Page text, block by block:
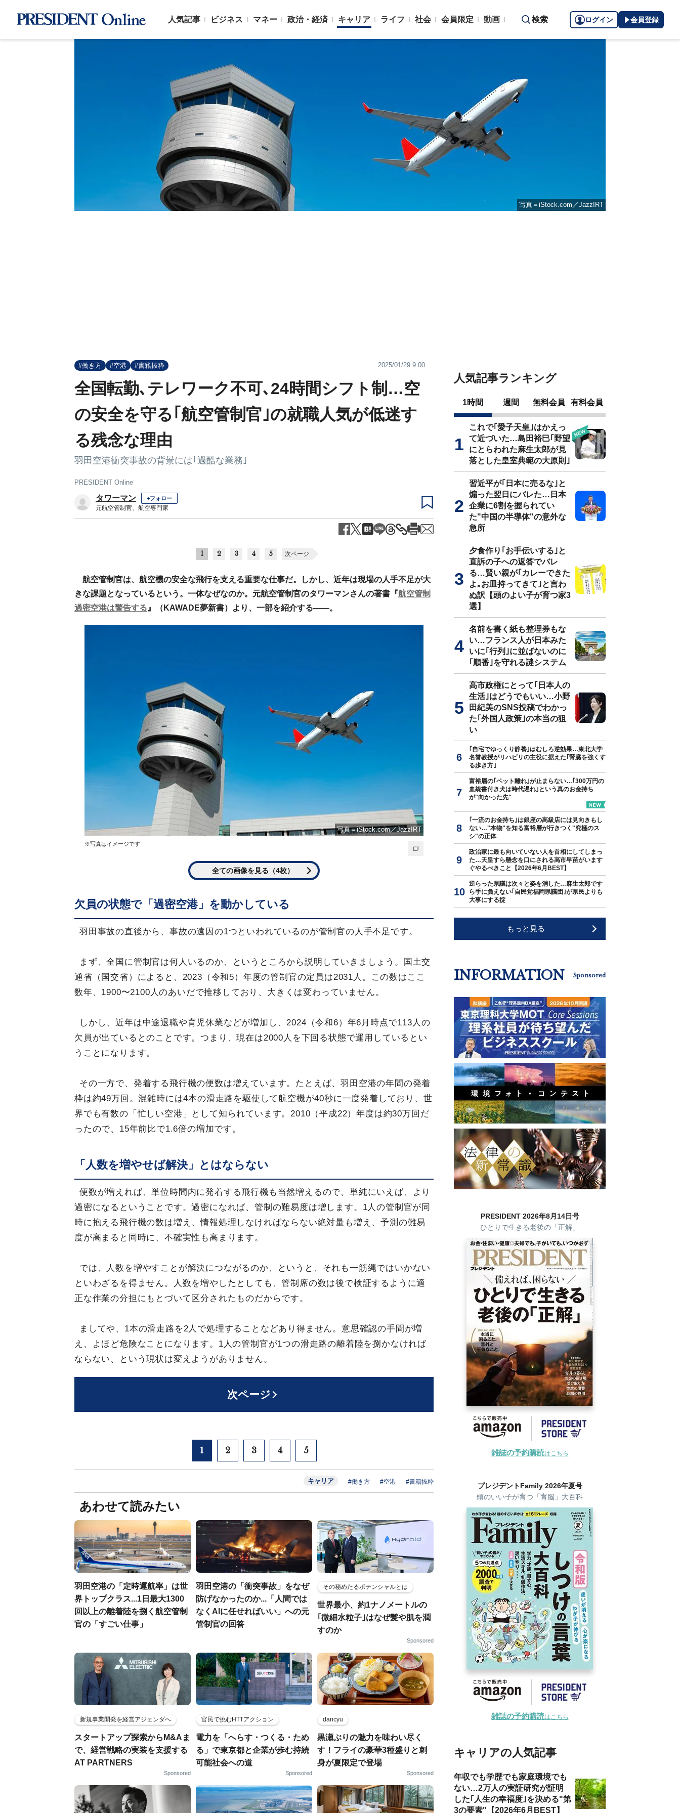
人気記事 ビジネス マネー 政治・経済 キャリア ライフ 社会 会員限定 動画 検索 ログイン 会員登録
写真＝iStock.com／JazzIRT
#働き方 #空港 #書籍抜粋 2025/01/29 9:00
全国転勤､テレワーク不可､24時間シフト制…空
の安全を守る｢航空管制官｣の就職人気が低迷す
る残念な理由
羽田空港衝突事故の背景には｢過酷な業務｣
PRESIDENT Online
タワーマン +フォロー
元航空管制官、航空専門家
1 2 3 4 5 次ページ
航空管制官は、航空機の安全な飛行を支える重要な仕事だ。しかし、近年は現場の人手不足が大
きな課題となっているという。一体なぜなのか。元航空管制官のタワーマンさんの著書『航空管制
過密空港は警告する 』（KAWADE夢新書）より、一部を紹介する――。
写真＝iStock.com／JazzIRT
※写真はイメージです
全ての画像を見る（4枚）
欠員の状態で「過密空港」を動かしている
羽田事故の直後から、事故の遠因の1つといわれているのが管制官の人手不足です。
まず、全国に管制官は何人いるのか、というところから説明していきましょう。国土交
通省（国交省）によると、2023（令和5）年度の管制官の定員は2031人。この数はここ
数年、1900〜2100人のあいだで推移しており、大きくは変わっていません。
しかし、近年は中途退職や育児休業などが増加し、2024（令和6）年6月時点で113人の
欠員が出ているとのことです。つまり、現在は2000人を下回る状態で運用しているとい
うことになります。
その一方で、発着する飛行機の便数は増えています。たとえば、羽田空港の年間の発着
枠は約49万回。混雑時には4本の滑走路を駆使して航空機が40秒に一度発着しており、世
界でも有数の「忙しい空港」として知られています。2010（平成22）年度は約30万回だ
ったので、15年前比で1.6倍の増加です。
「人数を増やせば解決」とはならない
便数が増えれば、単位時間内に発着する飛行機も当然増えるので、単純にいえば、より
過密になるということです。過密になれば、管制の難易度は増します。1人の管制官が同
時に抱える飛行機の数は増え、情報処理しなければならない絶対量も増え、予測の難易
度が高まると同時に、不確実性も高まります。
では、人数を増やすことが解決につながるのか、というと、それも一筋縄ではいかない
といわざるを得ません。人数を増やしたとしても、管制席の数は後で検証するように適
正な作業の分担にもとづいて区分されたものだからです。
ましてや、1本の滑走路を2人で処理することなどあり得ません。意思確認の手間が増
え、よほど危険なことになります。1人の管制官が1つの滑走路の離着陸を捌かなければ
ならない、という現状は変えようがありません。
次ページ
1 2 3 4 5
キャリア #働き方 #空港 #書籍抜粋
あわせて読みたい
羽田空港の「定時運航率」は世
界トップクラス...1日最大1300
回以上の離着陸を捌く航空管制
官の「すごい仕事」
羽田空港の「衝突事故」をなぜ
防げなかったのか...「人間では
なくAIに任せればいい」への元
管制官の回答
その秘めたるポテンシャルとは
世界最小、約1ナノメートルの
｢微細水粒子｣はなぜ髪や肌を潤
すのか
Sponsored
新規事業開発を経営アジェンダへ
スタートアップ探索からM&Aま
で、経営戦略の実装を支援する
AT PARTNERS
Sponsored
官民で挑むHTTアクション
電力を「へらす・つくる・ため
る」で東京都と企業が歩む持続
可能社会への道
Sponsored
dancyu
黒瀬ぶりの魅力を味わい尽く
す！フライの豪華3種盛りと刺
身が夏限定で登場
Sponsored
人気記事ランキング
1時間 週間 無料会員 有料会員
これで｢愛子天皇｣はかえっ
て近づいた…島田裕巳｢野望
にとらわれた麻生太郎が見
落とした皇室典範の大原則｣
習近平が｢日本に売るな｣と
煽った翌日にバレた…日本
企業に6割を握られてい
た"中国の半導体"の意外な
急所
夕食作り｢お手伝いする｣と
直訴の子への返答でバレ
る…賢い親が｢カレーできた
よ｡お皿持ってきて｣と言わ
ぬ訳【頭のよい子が育つ家3
選】
名前を書く紙も整理券もな
い…フランス人が日本みた
いに｢行列｣に並ばないのに
｢順番｣を守れる謎システム
高市政権にとって｢日本人の
生活｣はどうでもいい…小野
田紀美のSNS投稿でわかっ
た｢外国人政策｣の本当の狙
い
｢自宅でゆっくり静養｣はむしろ逆効果…東北大学
名誉教授がリハビリの主役に据えた｢腎臓を強くす
る歩き方｣
富裕層の｢ペット離れ｣が止まらない…｢300万円の
血統書付き犬は時代遅れ｣という真のお金持ち
が"向かった先"
｢一流のお金持ち｣は銀座の高級店には見向きもし
ない…"本物"を知る富裕層が行きつく"究極のス
シ"の正体
政治家に最も向いていない人を首相にしてしまっ
た…天皇すら懸念を口にされる高市早苗がいます
ぐやるべきこと【2026年6月BEST】
逆らった県議は次々と姿を消した…麻生太郎です
ら手に負えない｢自民党福岡県議団｣が県民よりも
大事にする掟
もっと見る
INFORMATION Sponsored
PRESIDENT 2026年8月14日号
ひとりで生きる老後の「正解」
雑誌の予約購読はこちら
プレジデントFamily 2026年夏号
頭のいい子が育つ「育脳」大百科
雑誌の予約購読はこちら
キャリアの人気記事
年収でも学歴でも家庭環境でも
ない…2万人の実証研究が証明
した｢人生の幸福度｣を決める"第
3の要素"【2026年6月BEST】